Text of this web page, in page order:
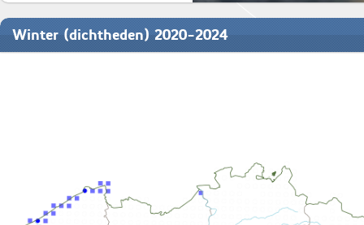
Winter (dichtheden) 2020-2024